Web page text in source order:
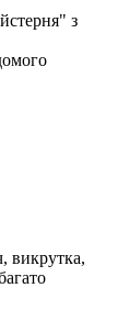
з
викрутка,